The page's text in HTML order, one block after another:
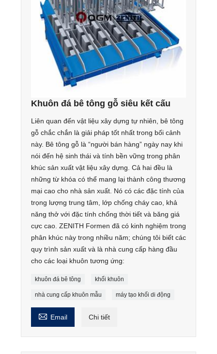
Khuôn đá bê tông gỗ siêu kết cấu
Liên quan đến vật liệu xây dựng tự nhiên, bê tông
gỗ chắc chắn là giải pháp tốt nhất trong bối cảnh
này. Bê tông gỗ là “người bán hàng” ngày nay khi
nói đến hệ sinh thái và tính bền vững trong phân
khúc sản xuất vật liệu xây dựng. Cả hai đều là
những từ khóa có thể mang lại thành công thương
mại cao cho nhà sản xuất. Nó có các đặc tính của
trọng lượng trung tâm, lớp chống cháy cao, khả
năng thở với đặc tính chống thời tiết và băng giá
cực cao. ZENITH Formen đã có kinh nghiệm trong
phân khúc này trong nhiều năm; chúng tôi biết các
quy trình sản xuất và là nhà cung cấp hàng đầu
cho các loại khuôn tương ứng:
khuôn đá bê tông khối khuôn
nhà cung cấp khuôn mẫu máy tạo khối di động
 Email Chi tiết